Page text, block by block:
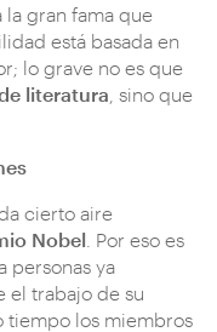
gran fama que
está basada en
lo grave no es que
literatura , sino que
cierto aire
Nobel . Por eso es
personas ya
el trabajo de su
tiempo los miembros